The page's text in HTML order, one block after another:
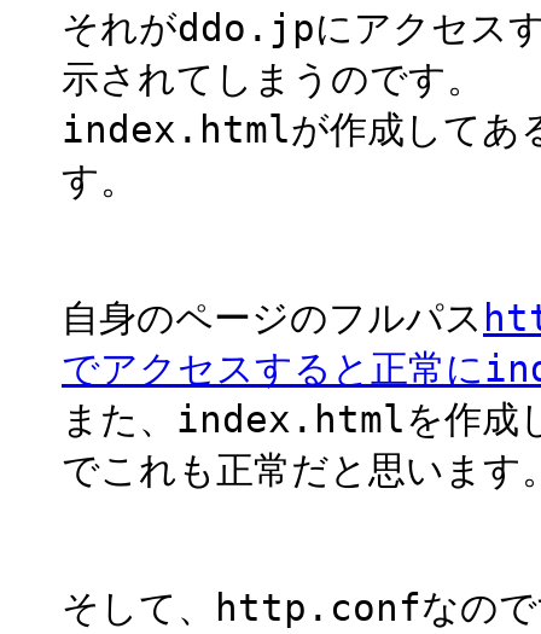
それがddo.jpにアクセス
示されてしまうのです。
index.htmlが作成してあ
す。
自身のページのフルパス
でアクセスすると正常に
また、index.htmlを作成
でこれも正常だと思います
そして、http.confなので